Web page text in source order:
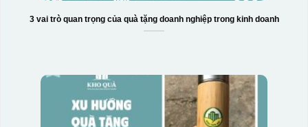
3 vai trò quan trọng của quà tặng doanh nghiệp trong kinh doanh